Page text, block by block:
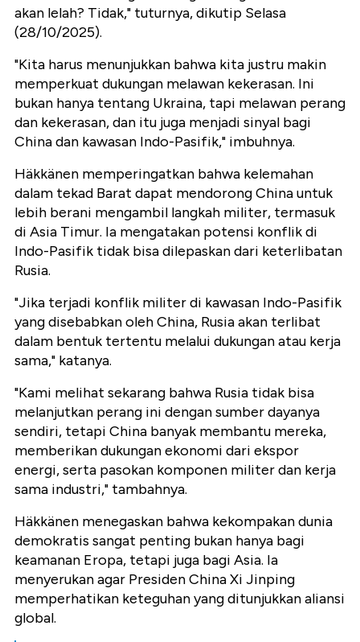
akan lelah? Tidak," tuturnya, dikutip Selasa
(28/10/2025).
"Kita harus menunjukkan bahwa kita justru makin
memperkuat dukungan melawan kekerasan. Ini
bukan hanya tentang Ukraina, tapi melawan perang
dan kekerasan, dan itu juga menjadi sinyal bagi
China dan kawasan Indo-Pasifik," imbuhnya.
Häkkänen memperingatkan bahwa kelemahan
dalam tekad Barat dapat mendorong China untuk
lebih berani mengambil langkah militer, termasuk
di Asia Timur. Ia mengatakan potensi konflik di
Indo-Pasifik tidak bisa dilepaskan dari keterlibatan
Rusia.
"Jika terjadi konflik militer di kawasan Indo-Pasifik
yang disebabkan oleh China, Rusia akan terlibat
dalam bentuk tertentu melalui dukungan atau kerja
sama," katanya.
"Kami melihat sekarang bahwa Rusia tidak bisa
melanjutkan perang ini dengan sumber dayanya
sendiri, tetapi China banyak membantu mereka,
memberikan dukungan ekonomi dari ekspor
energi, serta pasokan komponen militer dan kerja
sama industri," tambahnya.
Häkkänen menegaskan bahwa kekompakan dunia
demokratis sangat penting bukan hanya bagi
keamanan Eropa, tetapi juga bagi Asia. Ia
menyerukan agar Presiden China Xi Jinping
memperhatikan keteguhan yang ditunjukkan aliansi
global.